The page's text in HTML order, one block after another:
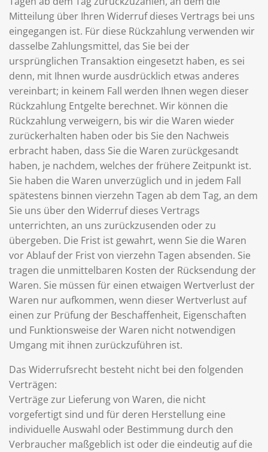
Mitteilung über Ihren Widerruf dieses Vertrags bei uns
eingegangen ist. Für diese Rückzahlung verwenden wir
dasselbe Zahlungsmittel, das Sie bei der
ursprünglichen Transaktion eingesetzt haben, es sei
denn, mit Ihnen wurde ausdrücklich etwas anderes
vereinbart; in keinem Fall werden Ihnen wegen dieser
Rückzahlung Entgelte berechnet. Wir können die
Rückzahlung verweigern, bis wir die Waren wieder
zurückerhalten haben oder bis Sie den Nachweis
erbracht haben, dass Sie die Waren zurückgesandt
haben, je nachdem, welches der frühere Zeitpunkt ist.
Sie haben die Waren unverzüglich und in jedem Fall
spätestens binnen vierzehn Tagen ab dem Tag, an dem
Sie uns über den Widerruf dieses Vertrags
unterrichten, an uns zurückzusenden oder zu
übergeben. Die Frist ist gewahrt, wenn Sie die Waren
vor Ablauf der Frist von vierzehn Tagen absenden. Sie
tragen die unmittelbaren Kosten der Rücksendung der
Waren. Sie müssen für einen etwaigen Wertverlust der
Waren nur aufkommen, wenn dieser Wertverlust auf
einen zur Prüfung der Beschaffenheit, Eigenschaften
und Funktionsweise der Waren nicht notwendigen
Umgang mit ihnen zurückzuführen ist.
Das Widerrufsrecht besteht nicht bei den folgenden
Verträgen:
Verträge zur Lieferung von Waren, die nicht
vorgefertigt sind und für deren Herstellung eine
individuelle Auswahl oder Bestimmung durch den
Verbraucher maßgeblich ist oder die eindeutig auf die